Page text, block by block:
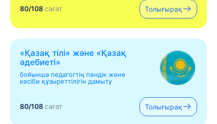
80/108сағат Толығырақ
«Қазақ тілі» жəне «Қазақ
əдебиеті»
бойынша педагогтің пәндік және
кәсіби құзыреттілігін дамыту
80/108сағат Толығырақ